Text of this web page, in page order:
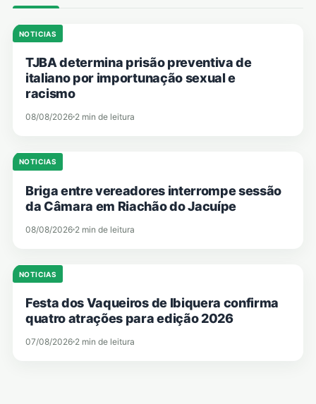
NOTICIAS
TJBA determina prisão preventiva de
italiano por importunação sexual e
racismo
08/08/2026 2 min de leitura
NOTICIAS
Briga entre vereadores interrompe sessão
da Câmara em Riachão do Jacuípe
08/08/2026 2 min de leitura
NOTICIAS
Festa dos Vaqueiros de Ibiquera confirma
quatro atrações para edição 2026
07/08/2026 2 min de leitura